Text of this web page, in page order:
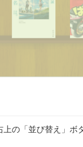
の「並び替え」ボ